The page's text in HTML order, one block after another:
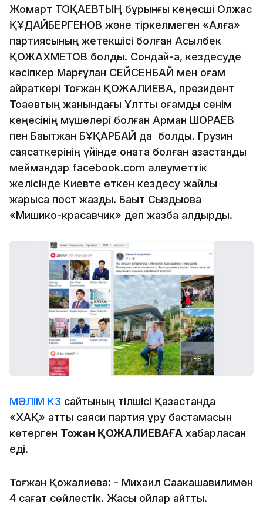
Жомарт ТОҚАЕВТЫҢ бұрынғы кеңесші Олжас
ҚҰДАЙБЕРГЕНОВ және тіркелмеген «Алға»
партиясының жетекшісі болған Асылбек
ҚОЖАХМЕТОВ болды. Сондай-ақ, кездесуде
кәсіпкер Марғұлан СЕЙСЕНБАЙ мен қоғам
қайраткері Тоғжан ҚОЖАЛИЕВА, президент
Тоқаевтың жанындағы Ұлттық қоғамдық сенім
кеңесінің мүшелері болған Арман ШОРАЕВ
пен Бақытжан БҰҚАРБАЙ да болды. Грузин
саясаткерінің үйінде қонақта болған қазақстандық
меймандар facebook.com әлеуметтік
желісінде Киевте өткен кездесу жайлы
жарыса пост жазды. Бақыт Сыздықова
«Мишико-красавчик» деп жазба қалдырды.
МӘЛІМ КЗ сайтының тілшісі Қазақстанда
«ХАҚ» атты саяси партия құру бастамасын
көтерген Тоғжан ҚОЖАЛИЕВАҒА хабарласқан
еді.
Тоғжан Қожалиева: - Михаил Саакашавилимен
4 сағат сөйлестік. Жақсы ойлар айтты.